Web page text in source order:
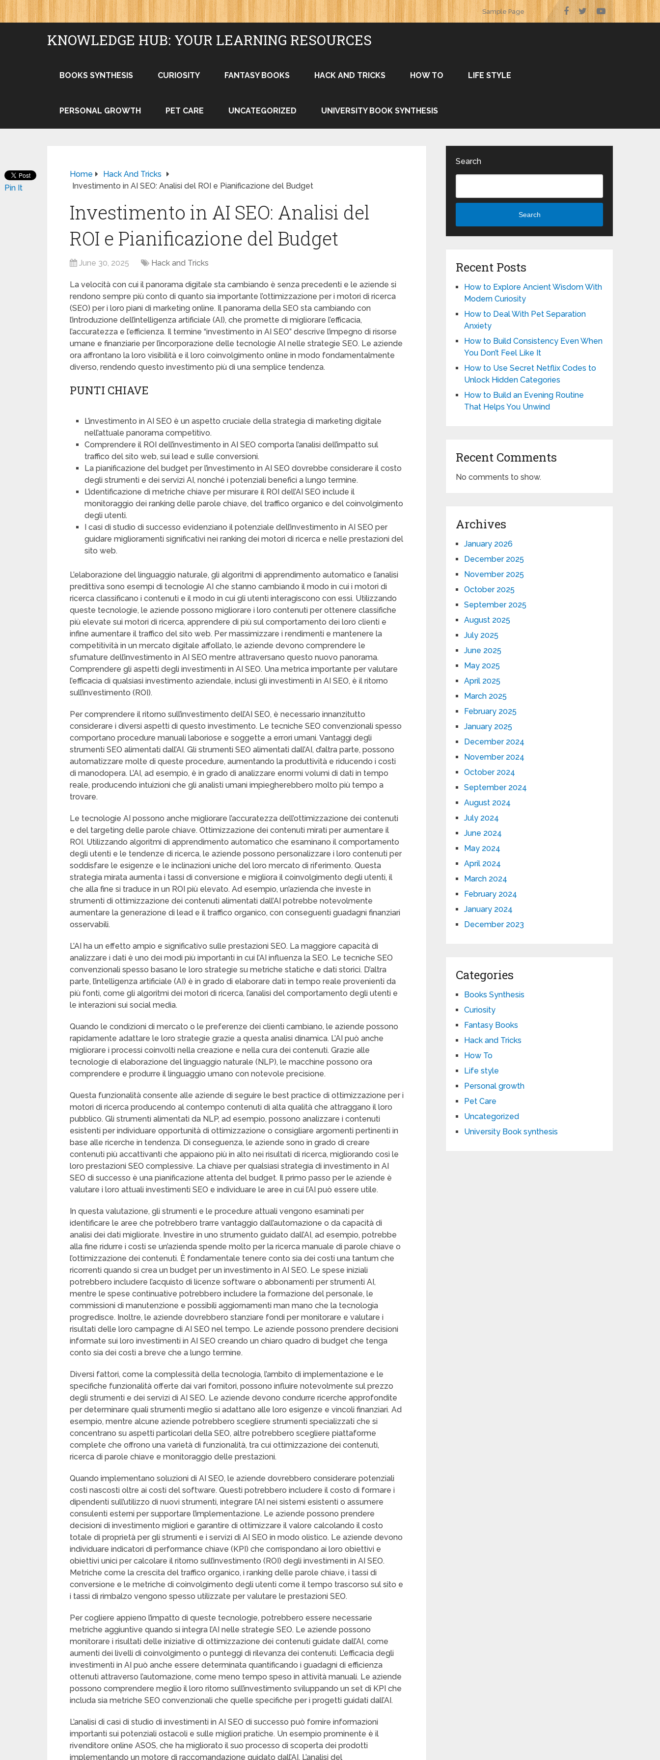
Sample Page
KNOWLEDGE HUB: YOUR LEARNING RESOURCES
BOOKS SYNTHESIS CURIOSITY FANTASY BOOKS HACK AND TRICKS HOW TO LIFE STYLE
PERSONAL GROWTH PET CARE UNCATEGORIZED UNIVERSITY BOOK SYNTHESIS
Home
Hack And Tricks
Investimento in AI SEO: Analisi del ROI e Pianificazione del Budget
Investimento in AI SEO: Analisi del
ROI e Pianificazione del Budget
June 30, 2025 Hack and Tricks
La velocità con cui il panorama digitale sta cambiando è senza precedenti e le aziende si
rendono sempre più conto di quanto sia importante l’ottimizzazione per i motori di ricerca
(SEO) per i loro piani di marketing online. Il panorama della SEO sta cambiando con
l’introduzione dell’intelligenza artificiale (AI), che promette di migliorare l’efficacia,
l’accuratezza e l’efficienza. Il termine “investimento in AI SEO” descrive l’impegno di risorse
umane e finanziarie per l’incorporazione delle tecnologie AI nelle strategie SEO. Le aziende
ora affrontano la loro visibilità e il loro coinvolgimento online in modo fondamentalmente
diverso, rendendo questo investimento più di una semplice tendenza.
PUNTI CHIAVE
L’investimento in AI SEO è un aspetto cruciale della strategia di marketing digitale
nell’attuale panorama competitivo.
Comprendere il ROI dell’investimento in AI SEO comporta l’analisi dell’impatto sul
traffico del sito web, sui lead e sulle conversioni.
La pianificazione del budget per l’investimento in AI SEO dovrebbe considerare il costo
degli strumenti e dei servizi AI, nonché i potenziali benefici a lungo termine.
L’identificazione di metriche chiave per misurare il ROI dell’AI SEO include il
monitoraggio dei ranking delle parole chiave, del traffico organico e del coinvolgimento
degli utenti.
I casi di studio di successo evidenziano il potenziale dell’investimento in AI SEO per
guidare miglioramenti significativi nei ranking dei motori di ricerca e nelle prestazioni del
sito web.
L’elaborazione del linguaggio naturale, gli algoritmi di apprendimento automatico e l’analisi
predittiva sono esempi di tecnologie AI che stanno cambiando il modo in cui i motori di
ricerca classificano i contenuti e il modo in cui gli utenti interagiscono con essi. Utilizzando
queste tecnologie, le aziende possono migliorare i loro contenuti per ottenere classifiche
più elevate sui motori di ricerca, apprendere di più sul comportamento dei loro clienti e
infine aumentare il traffico del sito web. Per massimizzare i rendimenti e mantenere la
competitività in un mercato digitale affollato, le aziende devono comprendere le
sfumature dell’investimento in AI SEO mentre attraversano questo nuovo panorama.
Comprendere gli aspetti degli investimenti in AI SEO. Una metrica importante per valutare
l’efficacia di qualsiasi investimento aziendale, inclusi gli investimenti in AI SEO, è il ritorno
sull’investimento (ROI).
Per comprendere il ritorno sull’investimento dell’AI SEO, è necessario innanzitutto
considerare i diversi aspetti di questo investimento. Le tecniche SEO convenzionali spesso
comportano procedure manuali laboriose e soggette a errori umani. Vantaggi degli
strumenti SEO alimentati dall’AI. Gli strumenti SEO alimentati dall’AI, d’altra parte, possono
automatizzare molte di queste procedure, aumentando la produttività e riducendo i costi
di manodopera. L’AI, ad esempio, è in grado di analizzare enormi volumi di dati in tempo
reale, producendo intuizioni che gli analisti umani impiegherebbero molto più tempo a
trovare.
Le tecnologie AI possono anche migliorare l’accuratezza dell’ottimizzazione dei contenuti
e del targeting delle parole chiave. Ottimizzazione dei contenuti mirati per aumentare il
ROI. Utilizzando algoritmi di apprendimento automatico che esaminano il comportamento
degli utenti e le tendenze di ricerca, le aziende possono personalizzare i loro contenuti per
soddisfare le esigenze e le inclinazioni uniche del loro mercato di riferimento. Questa
strategia mirata aumenta i tassi di conversione e migliora il coinvolgimento degli utenti, il
che alla fine si traduce in un ROI più elevato. Ad esempio, un’azienda che investe in
strumenti di ottimizzazione dei contenuti alimentati dall’AI potrebbe notevolmente
aumentare la generazione di lead e il traffico organico, con conseguenti guadagni finanziari
osservabili.
L’AI ha un effetto ampio e significativo sulle prestazioni SEO. La maggiore capacità di
analizzare i dati è uno dei modi più importanti in cui l’AI influenza la SEO. Le tecniche SEO
convenzionali spesso basano le loro strategie su metriche statiche e dati storici. D’altra
parte, l’intelligenza artificiale (AI) è in grado di elaborare dati in tempo reale provenienti da
più fonti, come gli algoritmi dei motori di ricerca, l’analisi del comportamento degli utenti e
le interazioni sui social media.
Quando le condizioni di mercato o le preferenze dei clienti cambiano, le aziende possono
rapidamente adattare le loro strategie grazie a questa analisi dinamica. L’AI può anche
migliorare i processi coinvolti nella creazione e nella cura dei contenuti. Grazie alle
tecnologie di elaborazione del linguaggio naturale (NLP), le macchine possono ora
comprendere e produrre il linguaggio umano con notevole precisione.
Questa funzionalità consente alle aziende di seguire le best practice di ottimizzazione per i
motori di ricerca producendo al contempo contenuti di alta qualità che attraggano il loro
pubblico. Gli strumenti alimentati da NLP, ad esempio, possono analizzare i contenuti
esistenti per individuare opportunità di ottimizzazione o consigliare argomenti pertinenti in
base alle ricerche in tendenza. Di conseguenza, le aziende sono in grado di creare
contenuti più accattivanti che appaiono più in alto nei risultati di ricerca, migliorando così le
loro prestazioni SEO complessive. La chiave per qualsiasi strategia di investimento in AI
SEO di successo è una pianificazione attenta del budget. Il primo passo per le aziende è
valutare i loro attuali investimenti SEO e individuare le aree in cui l’AI può essere utile.
In questa valutazione, gli strumenti e le procedure attuali vengono esaminati per
identificare le aree che potrebbero trarre vantaggio dall’automazione o da capacità di
analisi dei dati migliorate. Investire in uno strumento guidato dall’AI, ad esempio, potrebbe
alla fine ridurre i costi se un’azienda spende molto per la ricerca manuale di parole chiave o
l’ottimizzazione dei contenuti. È fondamentale tenere conto sia dei costi una tantum che
ricorrenti quando si crea un budget per un investimento in AI SEO. Le spese iniziali
potrebbero includere l’acquisto di licenze software o abbonamenti per strumenti AI,
mentre le spese continuative potrebbero includere la formazione del personale, le
commissioni di manutenzione e possibili aggiornamenti man mano che la tecnologia
progredisce. Inoltre, le aziende dovrebbero stanziare fondi per monitorare e valutare i
risultati delle loro campagne di AI SEO nel tempo. Le aziende possono prendere decisioni
informate sui loro investimenti in AI SEO creando un chiaro quadro di budget che tenga
conto sia dei costi a breve che a lungo termine.
Diversi fattori, come la complessità della tecnologia, l’ambito di implementazione e le
specifiche funzionalità offerte dai vari fornitori, possono influire notevolmente sul prezzo
degli strumenti e dei servizi di AI SEO. Le aziende devono condurre ricerche approfondite
per determinare quali strumenti meglio si adattano alle loro esigenze e vincoli finanziari. Ad
esempio, mentre alcune aziende potrebbero scegliere strumenti specializzati che si
concentrano su aspetti particolari della SEO, altre potrebbero scegliere piattaforme
complete che offrono una varietà di funzionalità, tra cui ottimizzazione dei contenuti,
ricerca di parole chiave e monitoraggio delle prestazioni.
Quando implementano soluzioni di AI SEO, le aziende dovrebbero considerare potenziali
costi nascosti oltre ai costi del software. Questi potrebbero includere il costo di formare i
dipendenti sull’utilizzo di nuovi strumenti, integrare l’AI nei sistemi esistenti o assumere
consulenti esterni per supportare l’implementazione. Le aziende possono prendere
decisioni di investimento migliori e garantire di ottimizzare il valore calcolando il costo
totale di proprietà per gli strumenti e i servizi di AI SEO in modo olistico. Le aziende devono
individuare indicatori di performance chiave (KPI) che corrispondano ai loro obiettivi e
obiettivi unici per calcolare il ritorno sull’investimento (ROI) degli investimenti in AI SEO.
Metriche come la crescita del traffico organico, i ranking delle parole chiave, i tassi di
conversione e le metriche di coinvolgimento degli utenti come il tempo trascorso sul sito e
i tassi di rimbalzo vengono spesso utilizzate per valutare le prestazioni SEO.
Per cogliere appieno l’impatto di queste tecnologie, potrebbero essere necessarie
metriche aggiuntive quando si integra l’AI nelle strategie SEO. Le aziende possono
monitorare i risultati delle iniziative di ottimizzazione dei contenuti guidate dall’AI, come
aumenti dei livelli di coinvolgimento o punteggi di rilevanza dei contenuti. L’efficacia degli
investimenti in AI può anche essere determinata quantificando i guadagni di efficienza
ottenuti attraverso l’automazione, come meno tempo speso in attività manuali. Le aziende
possono comprendere meglio il loro ritorno sull’investimento sviluppando un set di KPI che
includa sia metriche SEO convenzionali che quelle specifiche per i progetti guidati dall’AI.
L’analisi di casi di studio di investimenti in AI SEO di successo può fornire informazioni
importanti sui potenziali ostacoli e sulle migliori pratiche. Un esempio prominente è il
rivenditore online ASOS, che ha migliorato il suo processo di scoperta dei prodotti
implementando un motore di raccomandazione guidato dall’AI. L’analisi del
Pin It
Search
Search
Recent Posts
How to Explore Ancient Wisdom With
Modern Curiosity
How to Deal With Pet Separation
Anxiety
How to Build Consistency Even When
You Don’t Feel Like It
How to Use Secret Netflix Codes to
Unlock Hidden Categories
How to Build an Evening Routine
That Helps You Unwind
Recent Comments
No comments to show.
Archives
January 2026
December 2025
November 2025
October 2025
September 2025
August 2025
July 2025
June 2025
May 2025
April 2025
March 2025
February 2025
January 2025
December 2024
November 2024
October 2024
September 2024
August 2024
July 2024
June 2024
May 2024
April 2024
March 2024
February 2024
January 2024
December 2023
Categories
Books Synthesis
Curiosity
Fantasy Books
Hack and Tricks
How To
Life style
Personal growth
Pet Care
Uncategorized
University Book synthesis